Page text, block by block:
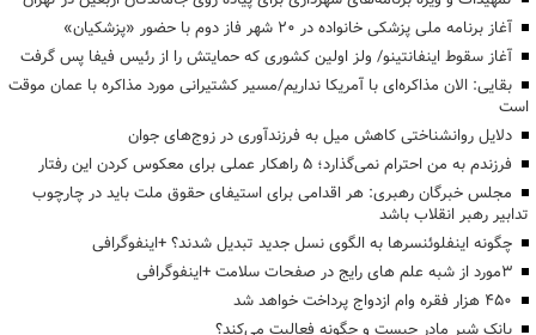
آغاز برنامه ملی پزشکی خانواده در ۲۰ شهر فاز دوم با حضور «پزشکیان»
آغاز سقوط اینفانتینو/ ولز اولین کشوری که حمایتش را از رئیس فیفا پس گرفت
بقایی: الان مذاکره‌ای با آمریکا نداریم/مسیر کشتیرانی مورد مذاکره با عمان موقت
است
دلایل روانشناختی کاهش میل به فرزندآوری در زوج‌های جوان
فرزندم به من احترام نمی‌گذارد؛ ۵ راهکار عملی برای معکوس کردن این رفتار
مجلس خبرگان رهبری: هر اقدامی برای استیفای حقوق ملت باید در چارچوب
تدابیر رهبر انقلاب باشد
چگونه اینفلوئنسرها به الگوی نسل جدید تبدیل شدند؟ +اینفوگرافی
3مورد از شبه علم های رایج در صفحات سلامت +اینفوگرافی
۴۵۰ هزار فقره وام ازدواج پرداخت خواهد شد
بانک شیر مادر چیست و چگونه فعالیت می‌کند؟